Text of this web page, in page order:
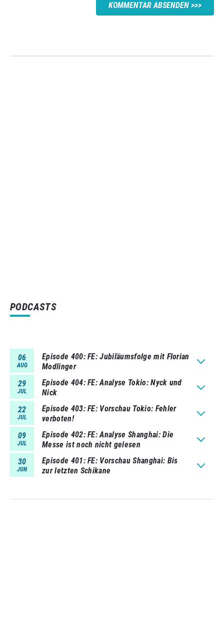
KOMMENTAR ABSENDEN
PODCASTS
06
AUG
Episode 400 FE: Jubiläumsfolge mit Florian
Modlinger
29
JUL
Episode 404 FE: Analyse Tokio: Nyck und
Nick
22
JUL
Episode 403 FE: Vorschau Tokio: Fehler
verboten!
09
JUL
Episode 402 FE: Analyse Shanghai: Die
Messe ist noch nicht gelesen
30
JUN
Episode 401 FE: Vorschau Shanghai: Bis
zur letzten Schikane